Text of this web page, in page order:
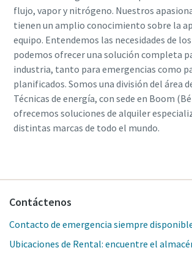
flujo, vapor y nitrógeno. Nuestros
tienen un amplio conocimiento sobre la
equipo. Entendemos las necesidades de
podemos ofrecer una solución completa
industria, tanto para emergencias como
planificados. Somos una división del área
Técnicas de energía, con sede en Boom
ofrecemos soluciones de alquiler
distintas marcas de todo el mundo.
Contáctenos
Contacto de emergencia siempre
Ubicaciones de Rental: encuentre el